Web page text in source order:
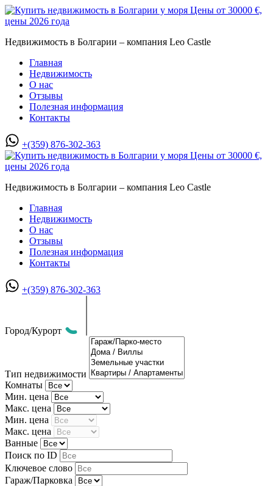
Недвижимость в Болгарии – компания Leo Castle
Главная
Недвижимость
О нас
Отзывы
Полезная информация
Контакты
+(359) 876-302-363
Недвижимость в Болгарии – компания Leo Castle
Главная
Недвижимость
О нас
Отзывы
Полезная информация
Контакты
+(359) 876-302-363
Город/Курорт
Тип недвижимости
Комнаты
Мин. цена
Макс. цена
Мин. цена
Макс. цена
Ванные
Поиск по ID
Ключевое слово
Гараж/Парковка